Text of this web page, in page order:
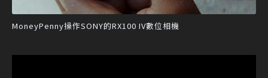
MoneyPenny操作SONY的RX100 IV數位相機